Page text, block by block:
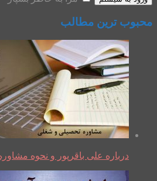
محبوب ترین مطالب
درباره علی باقرپور و نحوه